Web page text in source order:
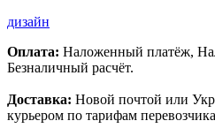
дизайн
Оплата: Наложенный платёж,
Безналичный расчёт.
Доставка: Новой почтой или
курьером по тарифам